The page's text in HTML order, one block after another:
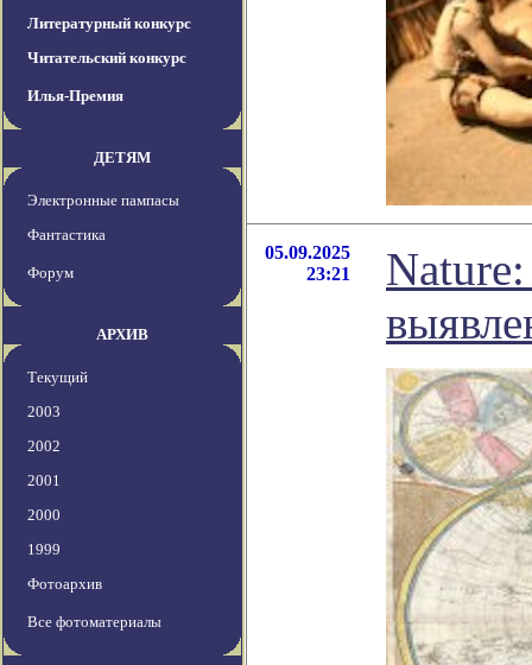
Литературный конкурс
Читательский конкурс
Илья-Премия
ДЕТЯМ
Электронные пампасы
Фантастика
Форум
АРХИВ
Текущий
2003
2002
2001
2000
1999
Фотоархив
Все фотоматериалы
05.09.2025
23:21